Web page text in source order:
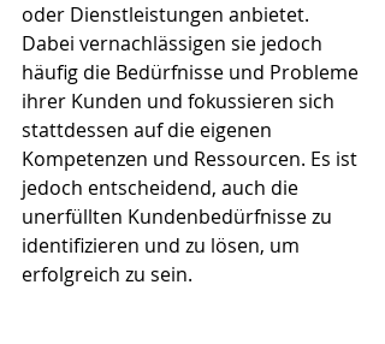
oder Dienstleistungen anbietet.
Dabei vernachlässigen sie jedoch
häufig die Bedürfnisse und Probleme
ihrer Kunden und fokussieren sich
stattdessen auf die eigenen
Kompetenzen und Ressourcen. Es ist
jedoch entscheidend, auch die
unerfüllten Kundenbedürfnisse zu
identifizieren und zu lösen, um
erfolgreich zu sein.